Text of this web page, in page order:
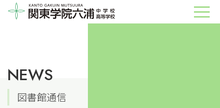
NEWS
図書館通信